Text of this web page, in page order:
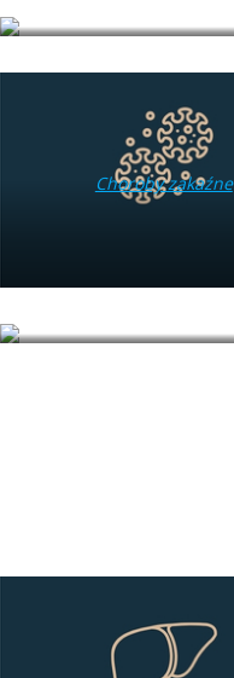
Choroby zakaźne